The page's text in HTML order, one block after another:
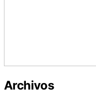
Archivos